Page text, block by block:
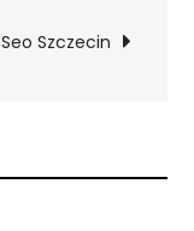
Seo Szczecin